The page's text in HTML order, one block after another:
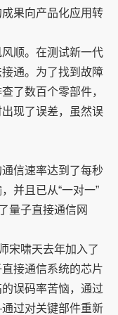
果向产品化应用转
顺。在测试新一代
通。为了找到故障
了数百个零部件，
现了误差，虽然误
信速率达到了每秒
并且已从“一对一”
量子直接通信网
宋啸天去年加入了
接通信系统的芯片
误码率苦恼，通过
过对关键部件重新